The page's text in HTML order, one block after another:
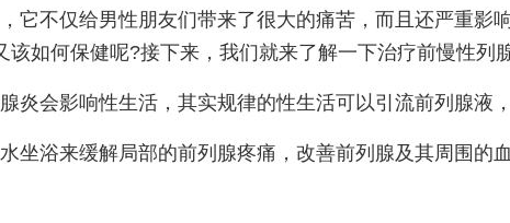
它不仅给男性朋友们带来了很大的痛苦，而且还严重影
如何保健呢?接下来，我们就来了解一下治疗前慢性列
炎会影响性生活，其实规律的性生活可以引流前列腺液
坐浴来缓解局部的前列腺疼痛，改善前列腺及其周围